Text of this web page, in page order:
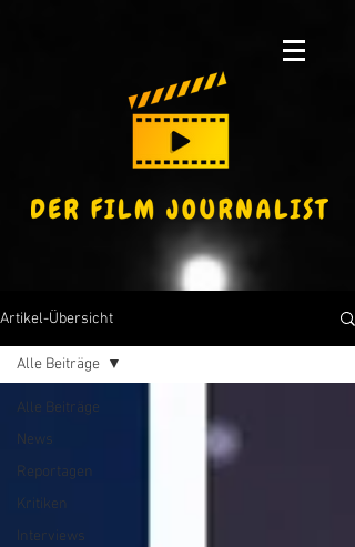
Artikel-Übersicht
Alle Beiträge
News
Reportagen
Kritiken
Interviews
Alle Beiträge